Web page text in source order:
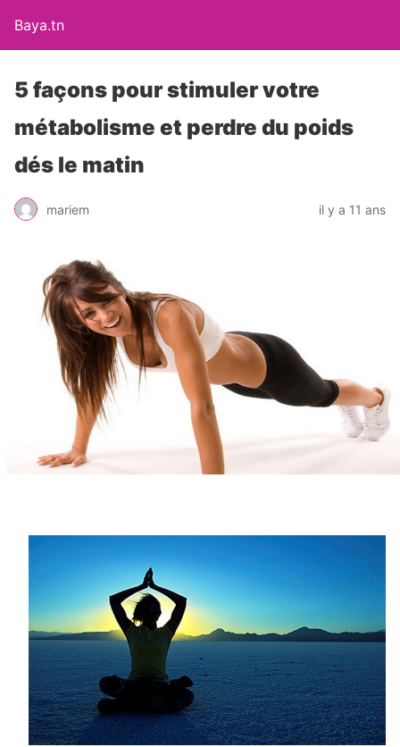
Baya.tn
5 façons pour stimuler votre
métabolisme et perdre du poids
dés le matin
mariem il y a 11 ans